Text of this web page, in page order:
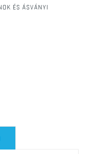
ÉS ÁSVÁNYI